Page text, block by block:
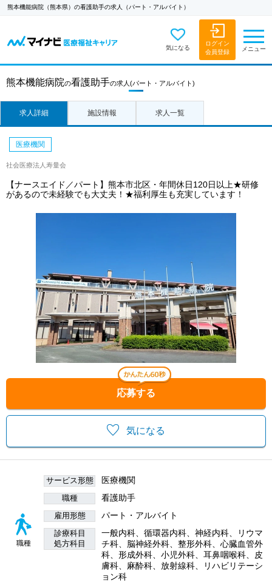
熊本機能病院（熊本県）の看護助手の求人（パート・アルバイト）
気になる
ログイン
会員登録
メニュー
熊本機能病院の看護助手の求人 (パート・アルバイト)
求人詳細 施設情報 求人一覧
気になる
応募する
医療機関
社会医療法人寿量会
【ナースエイド／パート】熊本市北区・年間休日120日以上★研修
があるので未経験でも大丈夫！★福利厚生も充実しています！
職種
サービス形態 医療機関
職種 看護助手
雇用形態 パート・アルバイト
診療科目
処方科目
一般内科、循環器内科、神経内科、リウマ
チ科、脳神経外科、整形外科、心臓血管外
科、形成外科、小児外科、耳鼻咽喉科、皮
膚科、麻酔科、放射線科、リハビリテーシ
ョン科